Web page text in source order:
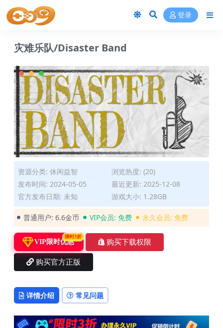
登录
灾难乐队/Disaster Band
资源分类: 休闲益智
浏览热度: (20)
发布时间: 2024-05-05
最近更新: 2025-12-08
官方发布日期: 未知
游戏大小: 1.28GB
普通用户: 6.6金币 VIP会员: 免费 永久会员: 免费
VIP限时优惠
限时3折
购买下载权限
购买官方正版
详情介绍 常见问题